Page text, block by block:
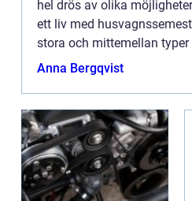
hel drös av olika
ett liv med
stora och mittemellan
ska kunna passa f&...
Anna Bergqvist